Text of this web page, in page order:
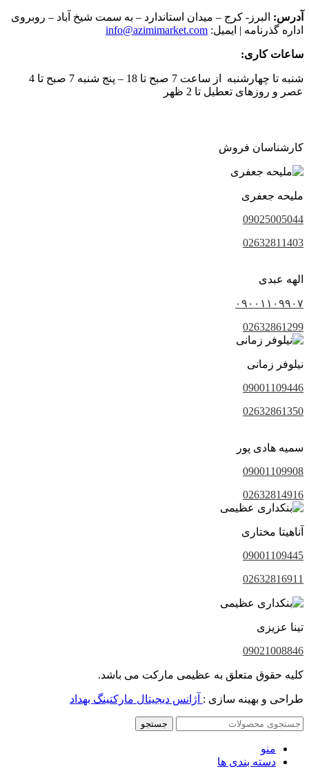
آدرس: البرز- کرج – میدان استاندارد – به سمت شیخ آباد – روبروی
اداره گذرنامه | ایمیل: info@azimimarket.com
ساعات کاری:
شنبه تا چهارشنبه از ساعت 7 صبح تا 18 – پنج شنبه 7 صبح تا 4
عصر و روزهای تعطیل تا 2 ظهر
کارشناسان فروش
ملیحه جعفری
09025005044
02632811403
الهه عبدی
۰۹۰۰۱۱۰۹۹۰۷
02632861299
نیلوفر زمانی
09001109446
02632861350
سمیه هادی پور
09001109908
02632814916
آناهیتا مختاری
09001109445
02632816911
تینا عزیزی
09021008846
کلیه حقوق متعلق به عظیمی مارکت می باشد.
طراحی و بهینه سازی : آژانس دیجیتال مارکتینگ بهداد
جستجو
منو
دسته بندی ها